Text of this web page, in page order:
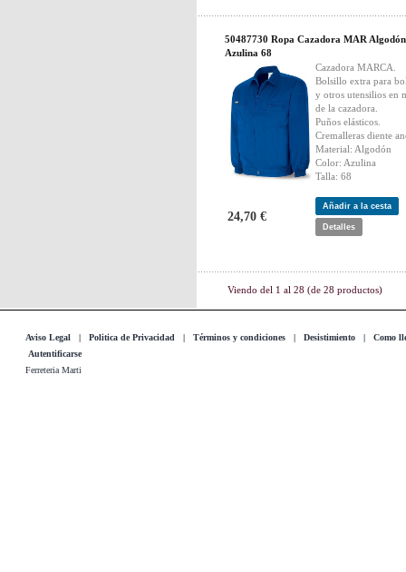
50487730 Ropa Cazadora MAR Algodón
Azulina 68
Cazadora MARCA.
Bolsillo extra para
y otros utensilios en
de la cazadora.
Puños elásticos.
Cremalleras diente
Material: Algodón
Color: Azulina
Talla: 68
24,70 €
Añadir a la cesta
Detalles
Viendo del 1 al 28 (de 28 productos)
Aviso Legal | Politica de Privacidad | Términos y condiciones | Desistimiento | Como
Autentificarse
Ferreteria Marti